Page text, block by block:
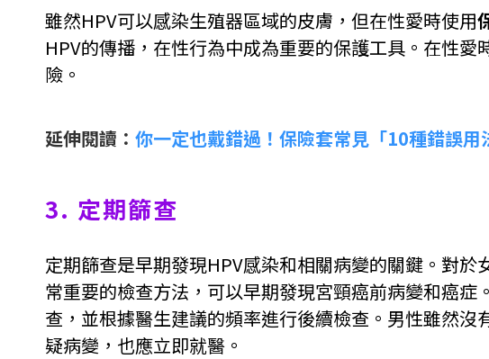
雖然HPV可以感染生殖器區域的皮膚，但在性愛時使用
HPV的傳播，在性行為中成為重要的保護工具。在性愛
險。
延伸閱讀： 你一定也戴錯過！保險套常見「10種錯誤
3. 定期篩查
定期篩查是早期發現HPV感染和相關病變的關鍵。對
常重要的檢查方法，可以早期發現宮頸癌前病變和癌
查，並根據醫生建議的頻率進行後續檢查。男性雖然
疑病變，也應立即就醫。